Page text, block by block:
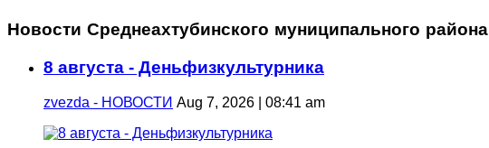
Новости Среднеахтубинского муниципального района
8 августа - Деньфизкультурника
zvezda - НОВОСТИ Aug 7, 2026 | 08:41 am